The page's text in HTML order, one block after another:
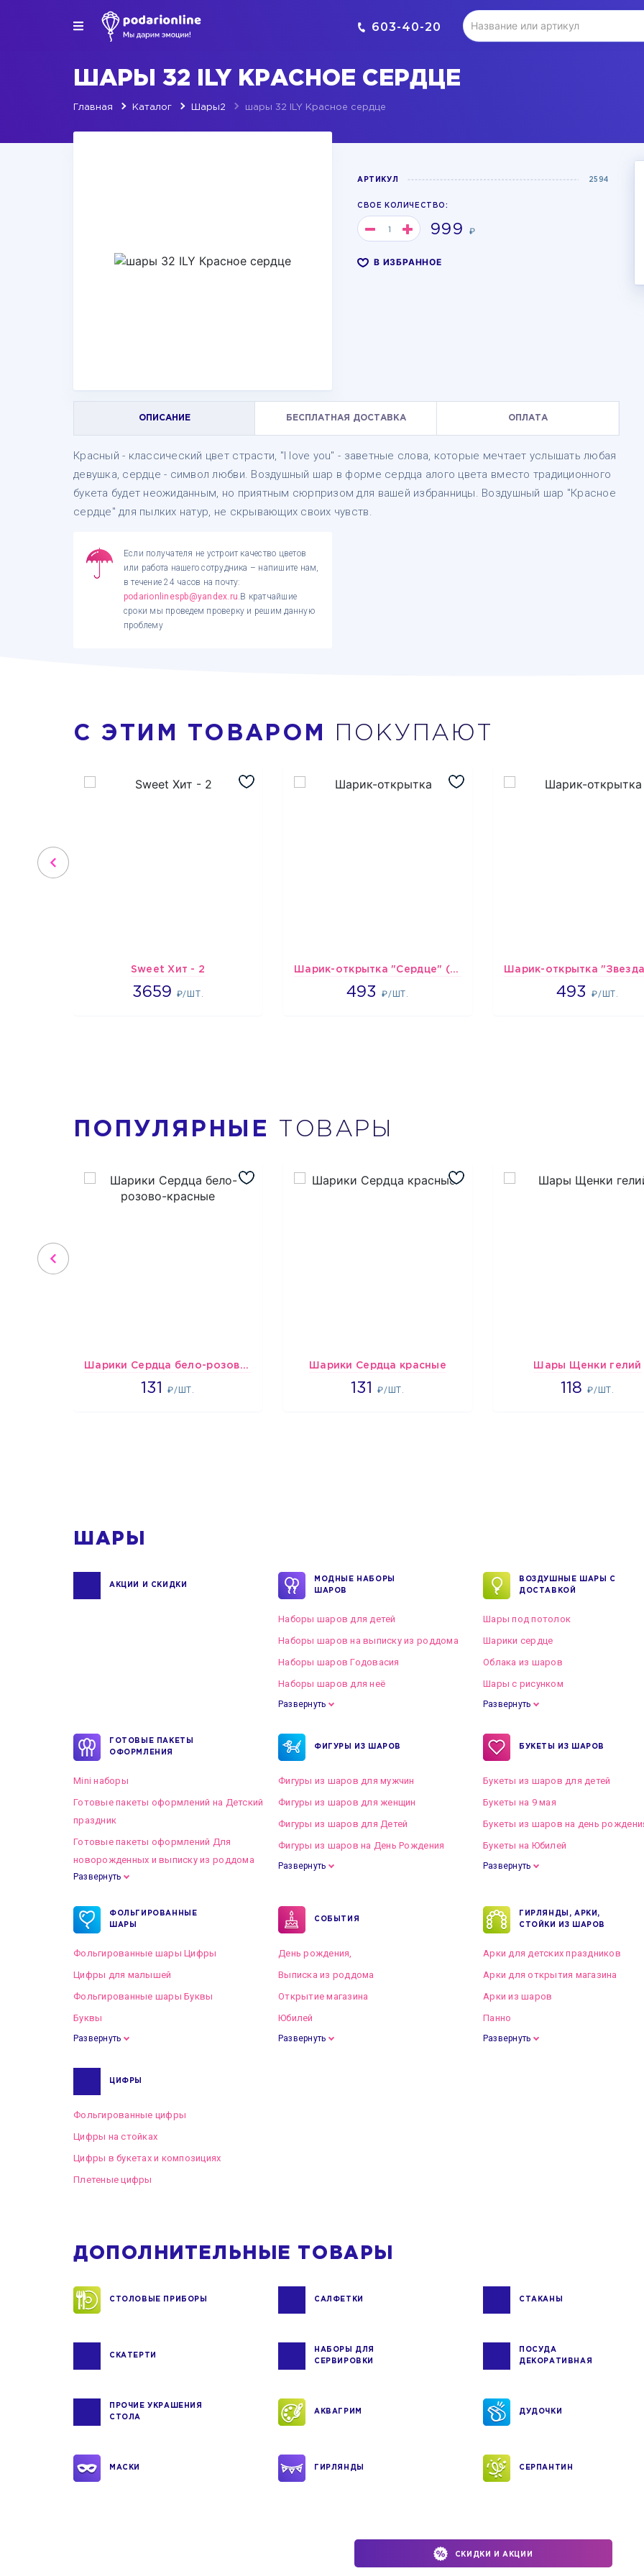
603-40-20
ШАРЫ 32 ILY КРАСНОЕ СЕРДЦЕ
Главная Каталог Шары2 шары 32 ILY Красное сердце
АРТИКУЛ 2594
СВОЕ КОЛИЧЕСТВО:
999₽
В ИЗБРАННОЕ
ОПИСАНИЕ БЕСПЛАТНАЯ ДОСТАВКА ОПЛАТА
Красный - классический цвет страсти, "I love you" - заветные слова, которые мечтает услышать любая
девушка, сердце - символ любви. Воздушный шар в форме сердца алого цвета вместо традиционного
букета будет неожиданным, но приятным сюрпризом для вашей избранницы. Воздушный шар "Красное
сердце" для пылких натур, не скрывающих своих чувств.
Если получателя не устроит качество цветов
или работа нашего сотрудника – напишите нам,
в течение 24 часов на почту:
podarionlinespb@yandex.ru.В кратчайшие
сроки мы проведем проверку и решим данную
проблему
С ЭТИМ ТОВАРОМ ПОКУПАЮТ
Sweet Хит - 2
3659 ₽/ШТ.
3659 Шарик-открытка "Сердце" (45 см) - 2
493₽/ШТ.
493
493₽/ШТ.
493
ПОПУЛЯРНЫЕ ТОВАРЫ
Шарики Сердца бело-розово-красные
131₽/ШТ.
2660 Шарики Сердца красные
131₽/ШТ.
2660 Шары Щенки гелий
118₽/ШТ.
1862
ШАРЫ
АКЦИИ И СКИДКИ
МОДНЫЕ НАБОРЫ
ШАРОВ
Наборы шаров для детей
Наборы шаров на выписку из роддома
Наборы шаров Годовасия
Наборы шаров для неё
Развернуть
ВОЗДУШНЫЕ ШАРЫ С
ДОСТАВКОЙ
Шары под потолок
Шарики сердце
Облака из шаров
Шары с рисунком
Развернуть
ГОТОВЫЕ ПАКЕТЫ
ОФОРМЛЕНИЯ
Mini наборы
Готовые пакеты оформлений на Детский
праздник
Готовые пакеты оформлений Для
новорожденных и выписку из роддома
Готовые пакеты оформлений на Свадьбу
Развернуть
ФИГУРЫ ИЗ ШАРОВ
Фигуры из шаров для мужчин
Фигуры из шаров для женщин
Фигуры из шаров для Детей
Фигуры из шаров на День Рождения
Развернуть
БУКЕТЫ ИЗ ШАРОВ
Букеты из шаров для детей
Букеты на 9 мая
Букеты из шаров на день
Букеты на Юбилей
Развернуть
ФОЛЬГИРОВАННЫЕ
ШАРЫ
Фольгированные шары Цифры
Цифры для малышей
Фольгированные шары Буквы
Буквы
Развернуть
СОБЫТИЯ
День рождения,
Выписка из роддома
Открытие магазина
Юбилей
Развернуть
ГИРЛЯНДЫ, АРКИ,
СТОЙКИ ИЗ ШАРОВ
Арки для детских праздников
Арки для открытия магазина
Арки из шаров
Панно
Развернуть
ЦИФРЫ
Фольгированные цифры
Цифры на стойках
Цифры в букетах и композициях
Плетеные цифры
ДОПОЛНИТЕЛЬНЫЕ ТОВАРЫ
СТОЛОВЫЕ ПРИБОРЫ САЛФЕТКИ СТАКАНЫ
СКАТЕРТИ
НАБОРЫ ДЛЯ
СЕРВИРОВКИ
ПОСУДА
ДЕКОРАТИВНАЯ
ПРОЧИЕ УКРАШЕНИЯ
СТОЛА
АКВАГРИМ ДУДОЧКИ
МАСКИ ГИРЛЯНДЫ СЕРПАНТИН
СКИДКИ И АКЦИИ